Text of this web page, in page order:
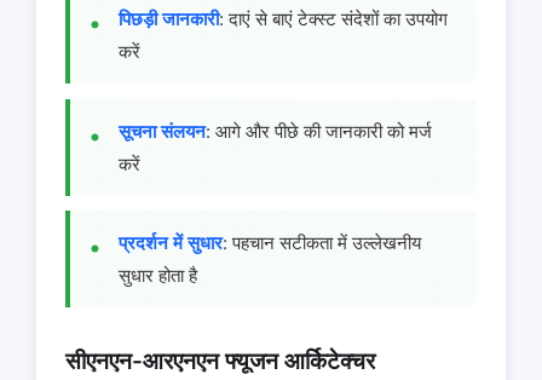
पिछड़ी जानकारी: दाएं से बाएं टेक्स्ट संदेशों का उपयोग
करें
सूचना संलयन: आगे और पीछे की जानकारी को मर्ज
करें
प्रदर्शन में सुधार: पहचान सटीकता में उल्लेखनीय
सुधार होता है
सीएनएन-आरएनएन फ्यूजन आर्किटेक्चर